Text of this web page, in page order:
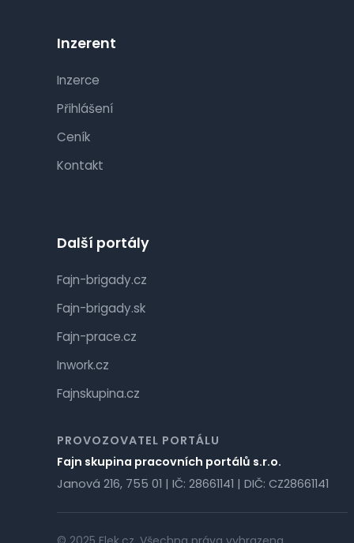
Inzerent
Inzerce
Přihlášení
Ceník
Kontakt
Další portály
Fajn-brigady.cz
Fajn-brigady.sk
Fajn-prace.cz
Inwork.cz
Fajnskupina.cz
PROVOZOVATEL PORTÁLU
Fajn skupina pracovních portálů s.r.o.
Janová 216, 755 01 | IČ: 28661141 | DIČ: CZ28661141